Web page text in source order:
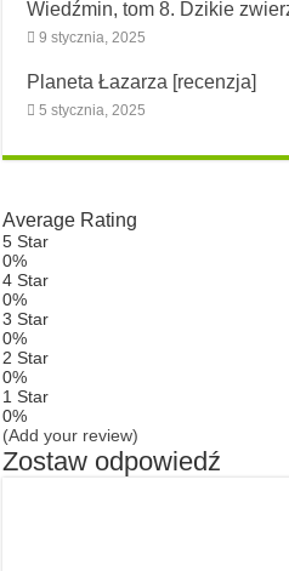
Wiedźmin, tom 8. Dzikie
9 stycznia, 2025
Planeta Łazarza [recenzja]
5 stycznia, 2025
Average Rating
5 Star
0%
4 Star
0%
3 Star
0%
2 Star
0%
1 Star
0%
(Add your review)
Zostaw odpowiedź